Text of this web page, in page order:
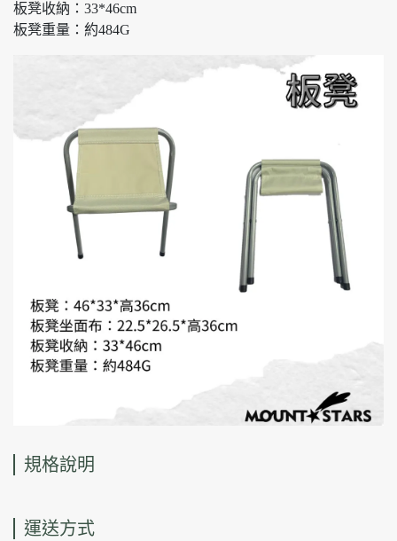
板凳收納：33*46cm
板凳重量：約484G
規格說明
運送方式